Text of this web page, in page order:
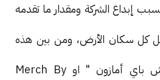
إبداع الشركة ومقدار ما تقدمه
كل سكان الأرض، ومن بين هذه
الخدمات خدمة " ميرش باي أمازون " او Merch By